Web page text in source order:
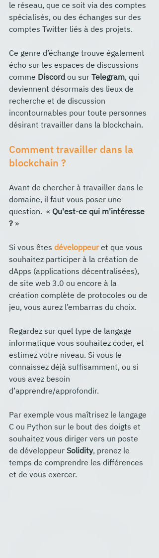
le réseau, que ce soit via des comptes
spécialisés, ou des échanges sur des
comptes Twitter liés à des projets.
Ce genre d’échange trouve également
écho sur les espaces de discussions
comme Discord ou sur Telegram, qui
deviennent désormais des lieux de
recherche et de discussion
incontournables pour toute personnes
désirant travailler dans la blockchain.
Comment travailler dans la
blockchain ?
Avant de chercher à travailler dans le
domaine, il faut vous poser une
question.  « Qu'est-ce qui m'intéresse
? »
Si vous êtes développeur et que vous
souhaitez participer à la création de
dApps (applications décentralisées),
de site web 3.0 ou encore à la
création complète de protocoles ou de
jeu, vous aurez l’embarras du choix.
Regardez sur quel type de langage
informatique vous souhaitez coder, et
estimez votre niveau. Si vous le
connaissez déjà suffisamment, ou si
vous avez besoin
d’apprendre/approfondir.
Par exemple vous maîtrisez le langage
C ou Python sur le bout des doigts et
souhaitez vous diriger vers un poste
de développeur Solidity, prenez le
temps de comprendre les différences
et de vous exercer.